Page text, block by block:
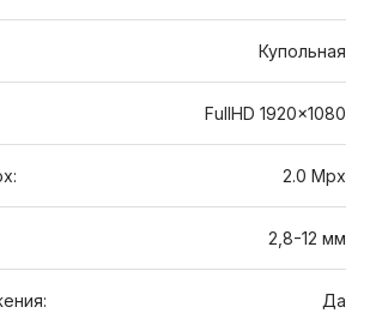
Купольная
FullHD 1920x1080
2.0 Mpx
2,8-12 мм
Да